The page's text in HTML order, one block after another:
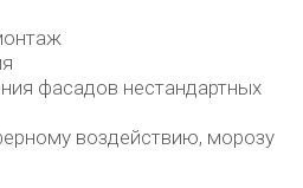
фасадов нестандартных
воздействию, морозу